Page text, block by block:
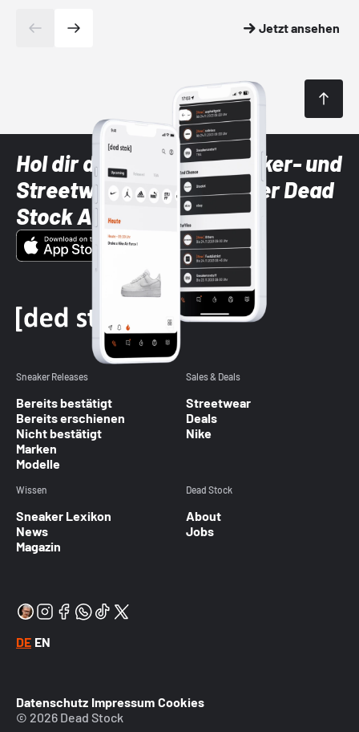
Jetzt ansehen
Hol dir die neuesten Sneaker- und
Streetwear-Brands mit der Dead
Stock App
Sneaker Releases
Bereits bestätigt
Bereits erschienen
Nicht bestätigt
Marken
Modelle
Sales & Deals
Streetwear
Deals
Nike
Wissen
Sneaker Lexikon
News
Magazin
Dead Stock
About
Jobs
DE EN
Datenschutz Impressum Cookies
© 2026 Dead Stock